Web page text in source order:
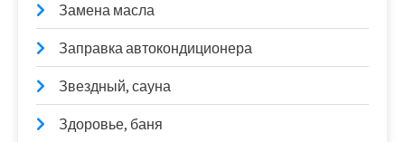
Замена масла
Заправка автокондиционера
Звездный, сауна
Здоровье, баня